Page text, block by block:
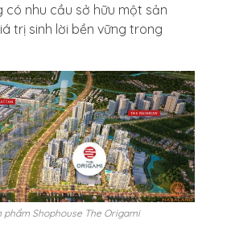
có nhu cầu sở hữu một sản
trị sinh lời bền vững trong
phẩm Shophouse The Origami